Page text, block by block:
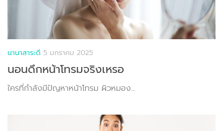
นานาสาระดี 5 มกราคม 2025
นอนดึกหน้าโทรมจริงเหรอ
ใครที่กำลังมีปัญหาหน้าโทรม ผิวหมอง...